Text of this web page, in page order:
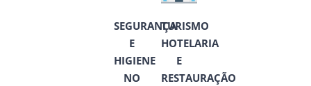
SEGURANÇA
E
HIGIENE
NO
TURISMO
HOTELARIA
E
RESTAURAÇÃO